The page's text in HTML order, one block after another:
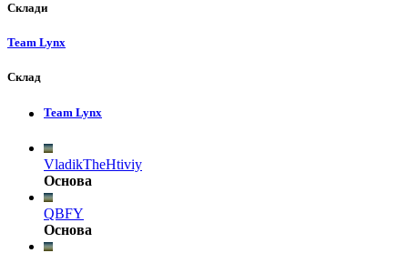
Склади
Team Lynx
Склад
Team Lynx
VladikTheHtiviy
Основа
QBFY
Основа